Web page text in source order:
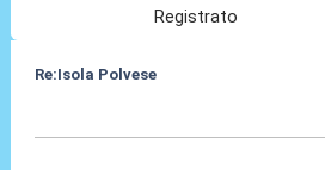
Registrato
Re:Isola Polvese